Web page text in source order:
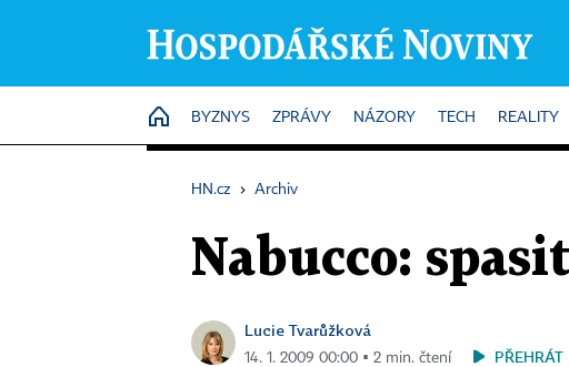
HOME
BYZNYS ZPRÁVY NÁZORY TECH REALITY
HN.cz › Archiv
Nabucco:
Lucie Tvarůžková
14. 1. 2009 00:00 ▪ 2 min. čtení